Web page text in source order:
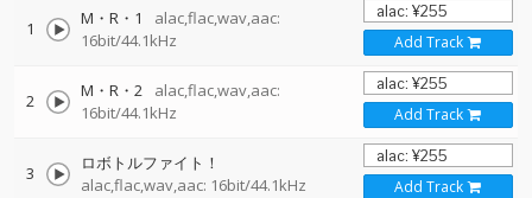
1 M・R・1
alac,flac,wav,aac:
16bit/44.1kHz
Add Track
2 M・R・2
alac,flac,wav,aac:
16bit/44.1kHz
Add Track
3
ロボトルファイト！
alac,flac,wav,aac: 16bit/44.1kHz
Add Track